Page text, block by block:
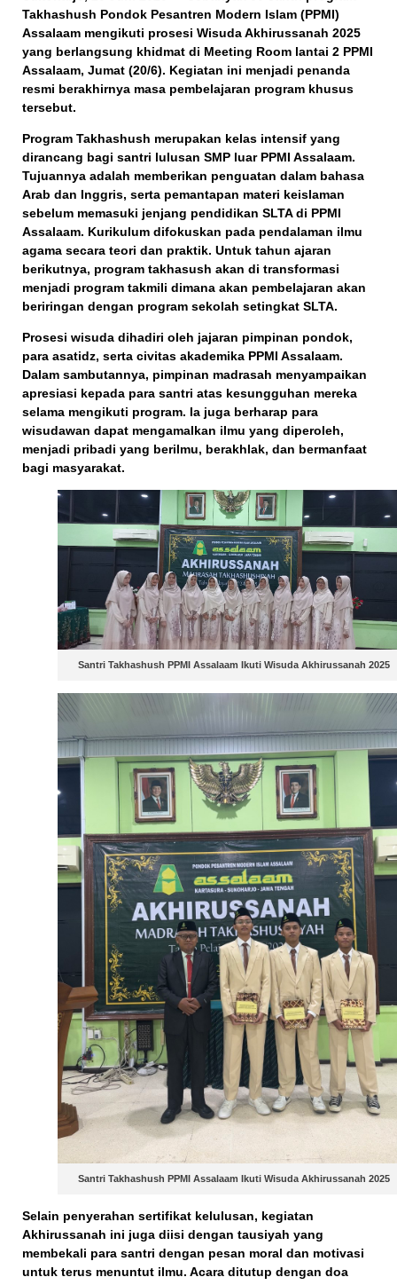
Takhashush Pondok Pesantren Modern Islam (PPMI)
Assalaam mengikuti prosesi Wisuda Akhirussanah 2025
yang berlangsung khidmat di Meeting Room lantai 2 PPMI
Assalaam, Jumat (20/6). Kegiatan ini menjadi penanda
resmi berakhirnya masa pembelajaran program khusus
tersebut.
Program Takhashush merupakan kelas intensif yang
dirancang bagi santri lulusan SMP luar PPMI Assalaam.
Tujuannya adalah memberikan penguatan dalam bahasa
Arab dan Inggris, serta pemantapan materi keislaman
sebelum memasuki jenjang pendidikan SLTA di PPMI
Assalaam. Kurikulum difokuskan pada pendalaman ilmu
agama secara teori dan praktik. Untuk tahun ajaran
berikutnya, program takhasush akan di transformasi
menjadi program takmili dimana akan pembelajaran akan
beriringan dengan program sekolah setingkat SLTA.
Prosesi wisuda dihadiri oleh jajaran pimpinan pondok,
para asatidz, serta civitas akademika PPMI Assalaam.
Dalam sambutannya, pimpinan madrasah menyampaikan
apresiasi kepada para santri atas kesungguhan mereka
selama mengikuti program. Ia juga berharap para
wisudawan dapat mengamalkan ilmu yang diperoleh,
menjadi pribadi yang berilmu, berakhlak, dan bermanfaat
bagi masyarakat.
Santri Takhashush PPMI Assalaam Ikuti Wisuda Akhirussanah 2025
Santri Takhashush PPMI Assalaam Ikuti Wisuda Akhirussanah 2025
Selain penyerahan sertifikat kelulusan, kegiatan
Akhirussanah ini juga diisi dengan tausiyah yang
membekali para santri dengan pesan moral dan motivasi
untuk terus menuntut ilmu. Acara ditutup dengan doa